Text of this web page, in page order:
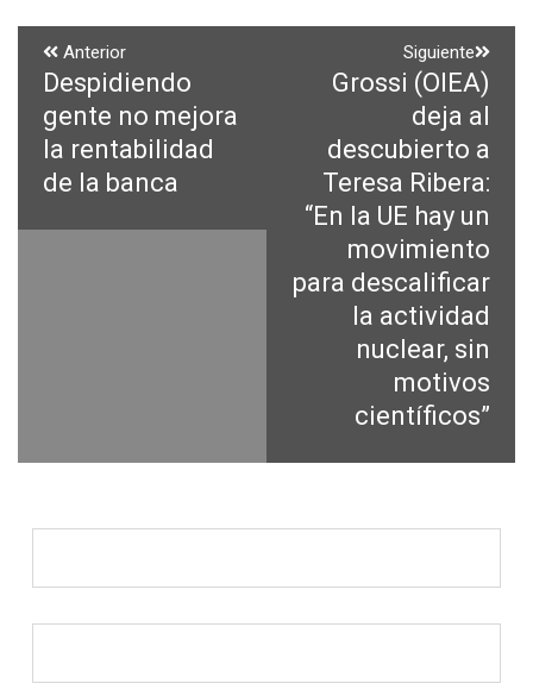
Navegación
de
entradas
Anterior
Entrada
anterior:
Despidiendo
gente no mejora
la rentabilidad
de la banca
Siguiente
EntradaGrossi (OIEA)
deja al
descubierto a
Teresa Ribera:
“En la UE hay un
movimiento
para descalificar
la actividad
nuclear, sin
motivos
científicos”